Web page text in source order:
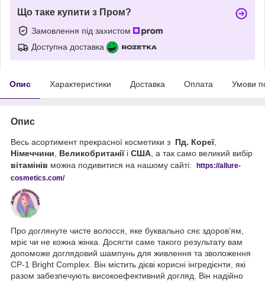
Що таке купити з Пром?
Замовлення під захистом
Доступна доставка
Опис Характеристики Доставка Оплата Умови
Опис
Весь асортимент прекрасної косметики з Пд. Кореї,
Німеччини
Великобританіїі США , а так само великий вибір
вітамінів можна подивитися на нашому сайті: https://allure-
cosmetics.com/
Про доглянуте чисте волосся, яке буквально сяє здоров’ям,
мріє чи не кожна жінка. Досягти саме такого результату вам
допоможе доглядовий шампунь для живлення та зволоження
CP-1 Bright Complex. Він містить дієві корисні інгредієнти, які
разом забезпечують високоефективний догляд. Він надійно